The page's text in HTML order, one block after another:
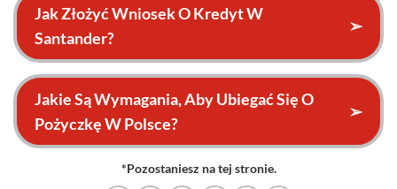
Jak Złożyć Wniosek O Kredyt W
Santander?
➢
Jakie Są Wymagania, Aby Ubiegać Się O
Pożyczkę W Polsce?
➢
*Pozostaniesz na tej stronie.